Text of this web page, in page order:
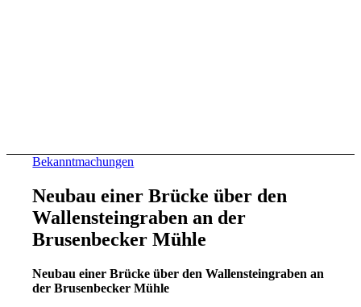
Bekanntmachungen
Neubau einer Brücke über den
Wallensteingraben an der
Brusenbecker Mühle
Neubau einer Brücke über den Wallensteingraben an
der Brusenbecker Mühle